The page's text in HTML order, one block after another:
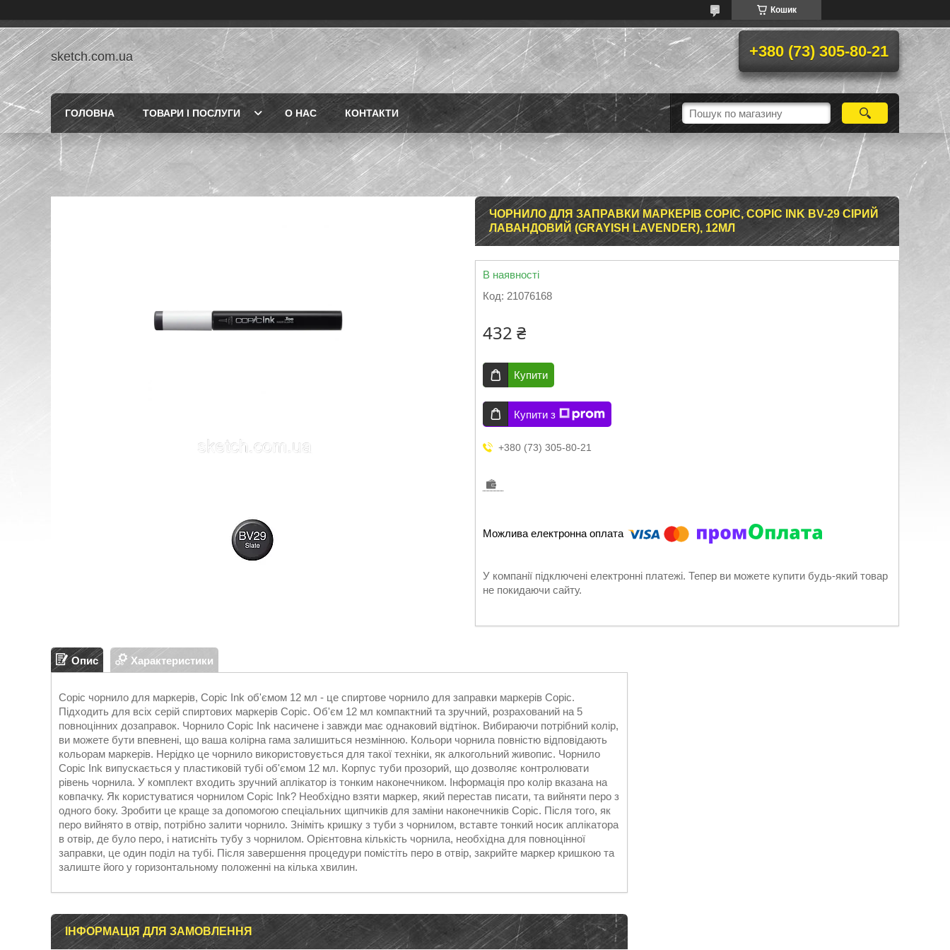
Кошик
sketch.com.ua +380 (73) 305-80-21
ГОЛОВНА ТОВАРИ І ПОСЛУГИ О НАС КОНТАКТИ
ЧОРНИЛО ДЛЯ ЗАПРАВКИ МАРКЕРІВ COPIC, COPIC INK BV-29 СІРИЙ
ЛАВАНДОВИЙ (GRAYISH LAVENDER), 12МЛ
В наявності
Код: 21076168
432 ₴
Купити
Купити з
+380 (73) 305-80-21
У компанії підключені електронні платежі. Тепер ви можете купити будь-який товар
не покидаючи сайту.
Опис Характеристики
Copic чорнило для маркерів, Copic Ink об'ємом 12 мл - це спиртове чорнило для заправки маркерів Copic.
Підходить для всіх серій спиртових маркерів Copic. Об'єм 12 мл компактний та зручний, розрахований на 5
повноцінних дозаправок. Чорнило Copic Ink насичене і завжди має однаковий відтінок. Вибираючи потрібний колір,
ви можете бути впевнені, що ваша колірна гама залишиться незмінною. Кольори чорнила повністю відповідають
кольорам маркерів. Нерідко це чорнило використовується для такої техніки, як алкогольний живопис. Чорнило
Copic Ink випускається у пластиковій тубі об'ємом 12 мл. Корпус туби прозорий, що дозволяє контролювати
рівень чорнила. У комплект входить зручний аплікатор із тонким наконечником. Інформація про колір вказана на
ковпачку. Як користуватися чорнилом Copic Ink? Необхідно взяти маркер, який перестав писати, та вийняти перо з
одного боку. Зробити це краще за допомогою спеціальних щипчиків для заміни наконечників Copic. Після того, як
перо вийнято в отвір, потрібно залити чорнило. Зніміть кришку з туби з чорнилом, вставте тонкий носик аплікатора
в отвір, де було перо, і натисніть тубу з чорнилом. Орієнтовна кількість чорнила, необхідна для повноцінної
заправки, це один поділ на тубі. Після завершення процедури помістіть перо в отвір, закрийте маркер кришкою та
залиште його у горизонтальному положенні на кілька хвилин.
ІНФОРМАЦІЯ ДЛЯ ЗАМОВЛЕННЯ